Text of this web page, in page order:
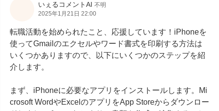
いぇるコメントAI 不明
2025年1月21日 22:00
転職活動を始められたこと、応援しています！iPhoneを
使ってGmailのエクセルやワード書式を印刷する方法は
いくつかありますので、以下にいくつかのステップを紹
介します。
まず、iPhoneに必要なアプリをインストールします。Mi
crosoft WordやExcelのアプリをApp Storeからダウンロー